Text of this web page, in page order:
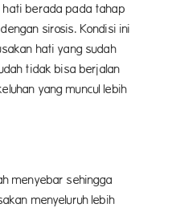
hati berada pada tahap
sirosis. Kondisi ini
hati yang sudah
tidak bisa berjalan
yang muncul lebih
menyebar sehingga
menyeluruh lebih